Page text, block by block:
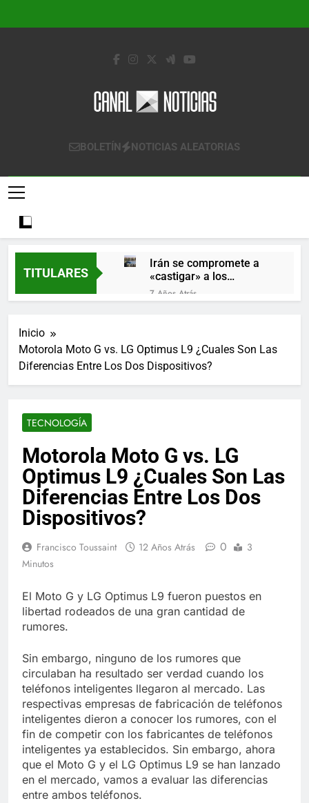
Canal Noticias
Canal Noticias
BOLETÍN NOTICIAS ALEATORIAS
TITULARES
Irán se compromete a
«castigar» a los
responsables de
derribar un avión
7 Años Atrás
diciembre
Los últimos paquetes
especiales Hush Socks
7 Años Atrás
La familia Kennedy
entierra a otro
miembro de la familia
7 Años Atrás
Cápsulas Ultra Max
Testo a Precios
Colombia, Perú ,
Crema Precios –
México – Descuentos
Masivos en Mercado
Libre
7 Años Atrás
paranormales con
binoculares de visión
nocturna y reuniones de
secuestrados
7 Años Atrás
La Inteligencia Artificial
deepfake de Samsung
fabrica un clip de
movimiento desde una
sola foto
7 Años Atrás
Inicio
Motorola Moto G vs. LG Optimus L9 ¿Cuales Son Las
Diferencias Entre Los Dos Dispositivos?
TECNOLOGÍA
Motorola Moto G vs. LG
Optimus L9 ¿Cuales Son Las
Diferencias Entre Los Dos
Dispositivos?
Francisco Toussaint 12 Años Atrás 0
3
Minutos
El Moto G y LG Optimus L9 fueron puestos en
libertad rodeados de una gran cantidad de
rumores.
Sin embargo, ninguno de los rumores que
circulaban ha resultado ser verdad cuando los
teléfonos inteligentes llegaron al mercado. Las
respectivas empresas de fabricación de teléfonos
inteligentes dieron a conocer los rumores, con el
fin de competir con los fabricantes de teléfonos
inteligentes ya establecidos. Sin embargo, ahora
que el Moto G y el LG Optimus L9 se han lanzado
en el mercado, vamos a evaluar las diferencias
entre ambos teléfonos.